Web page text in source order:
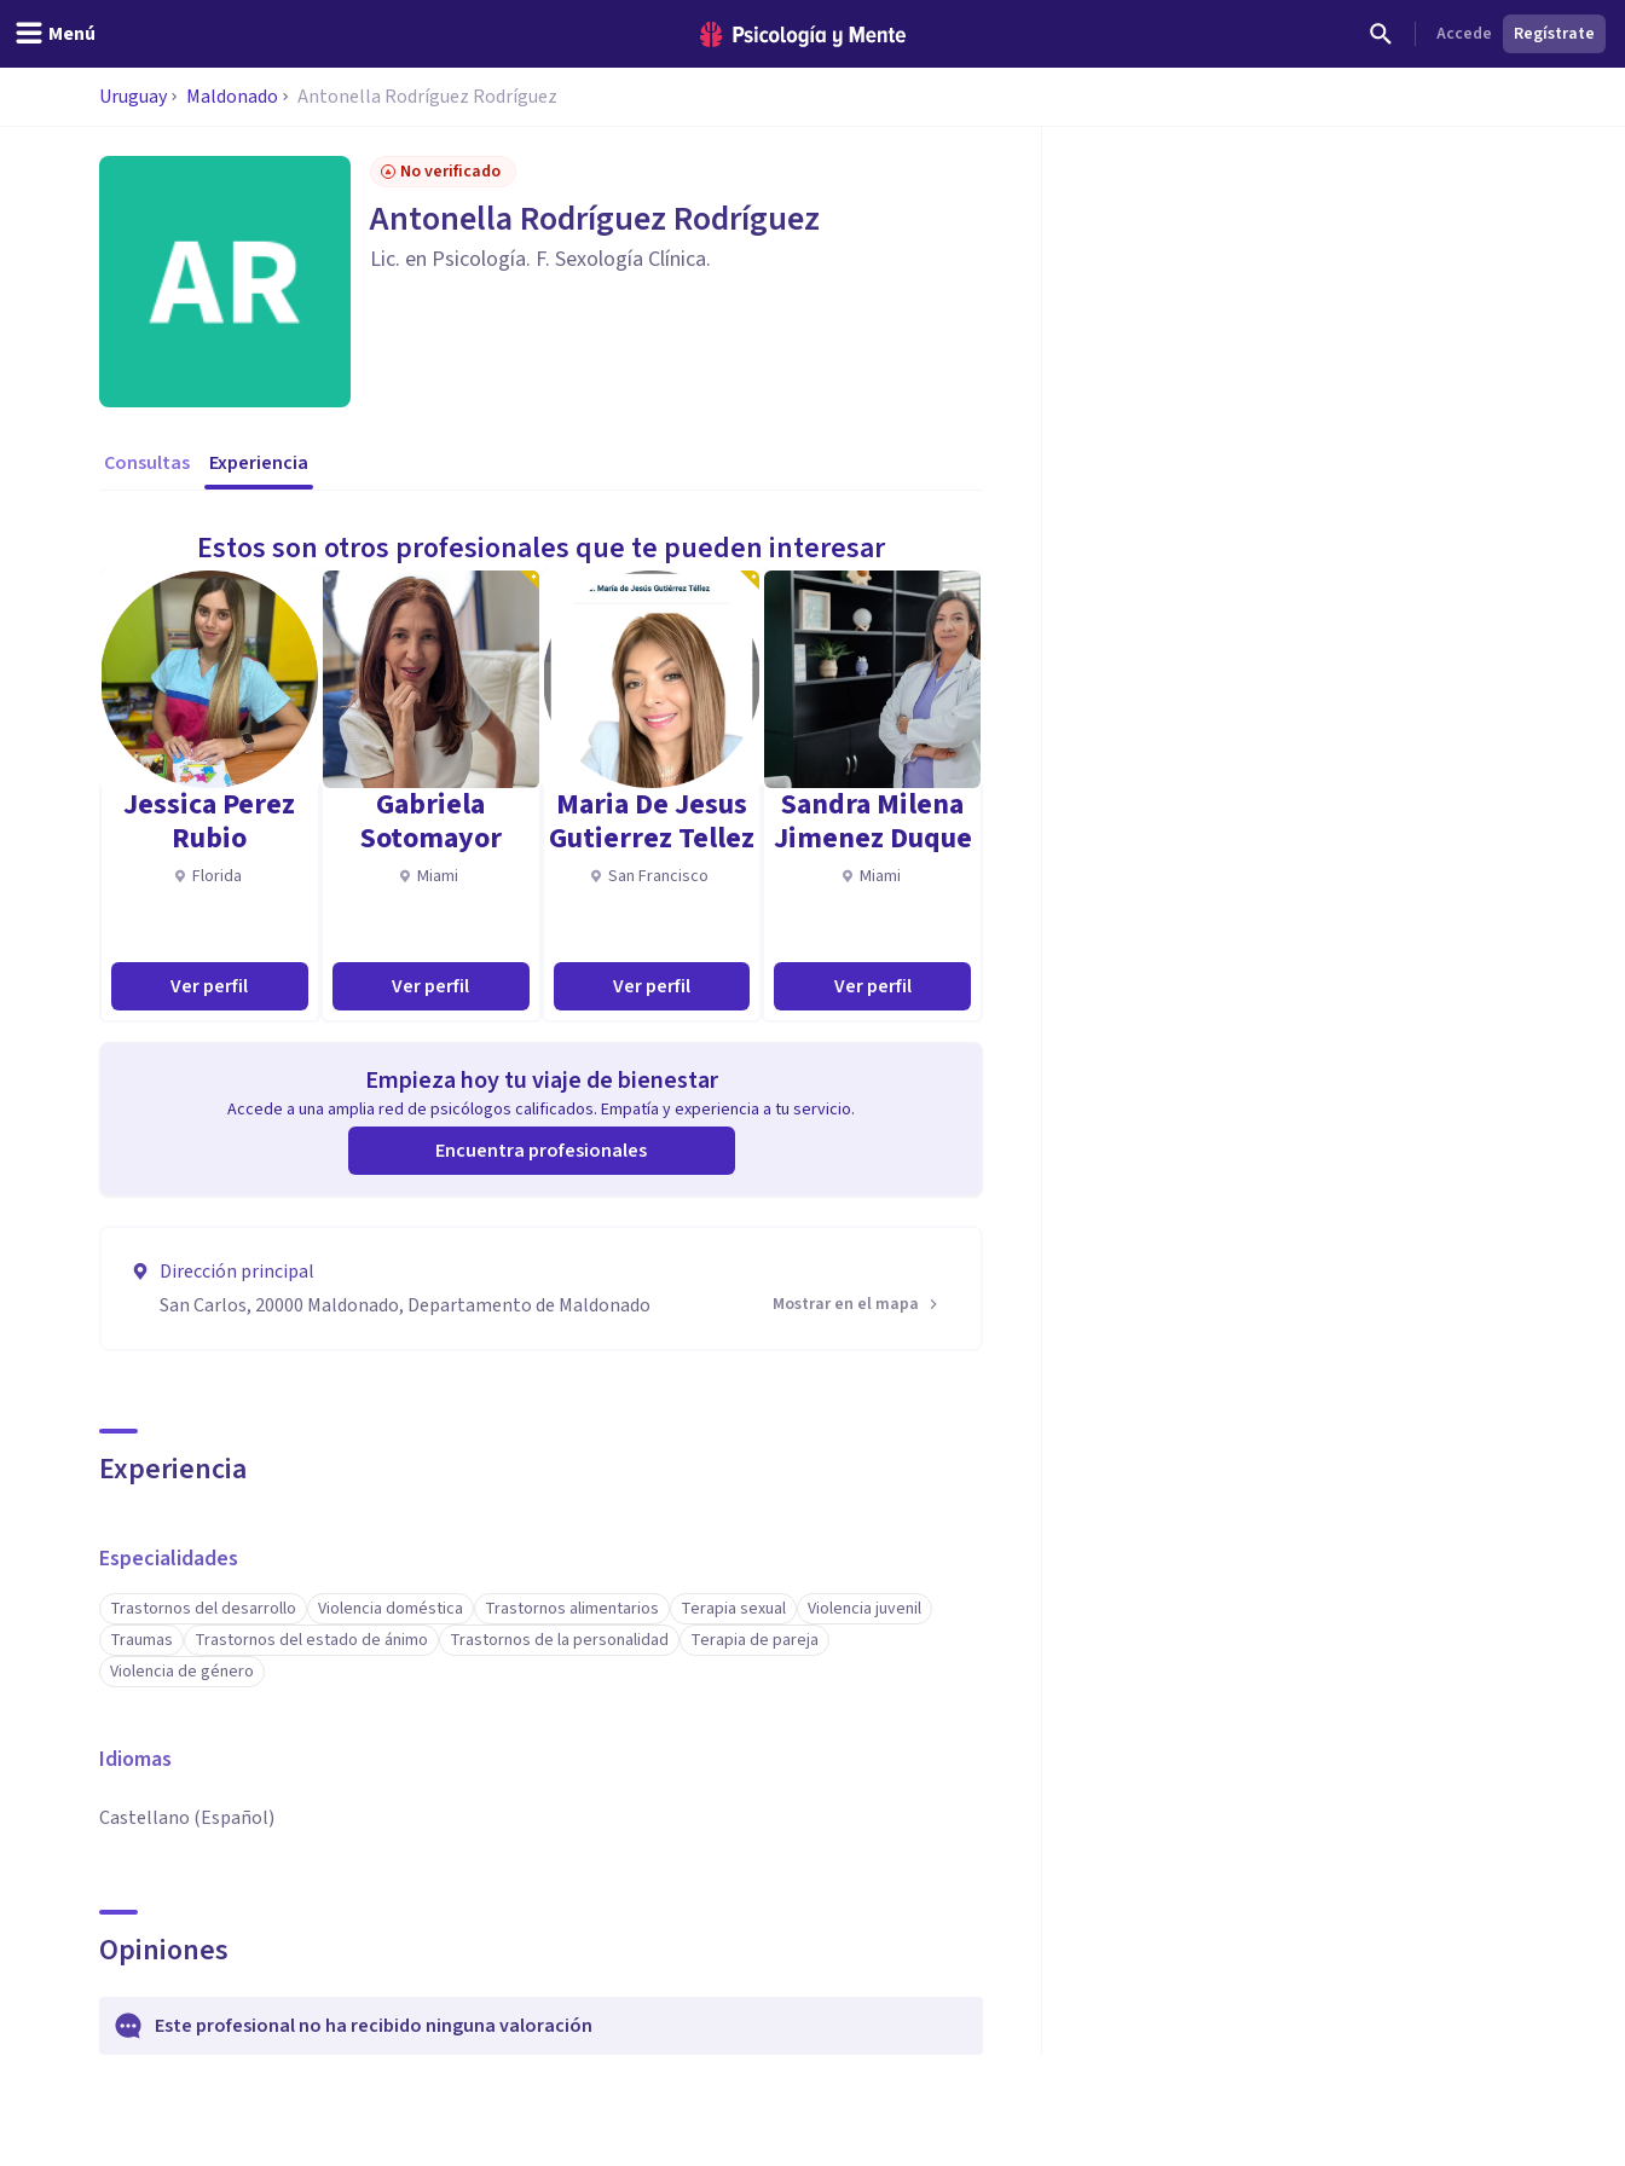
Menú Accede Regístrate
Uruguay Maldonado Antonella Rodríguez Rodríguez
No verificado
Antonella Rodríguez Rodríguez
Lic. en Psicología. F. Sexología Clínica.
Consultas Experiencia
Estos son otros profesionales que te pueden interesar
Jessica Perez
Rubio
Florida
Ver perfil
Gabriela
Sotomayor
Miami
Ver perfil
Maria De Jesus
Gutierrez Tellez
San Francisco
Ver perfil
Sandra Milena
Jimenez Duque
Miami
Ver perfil
Empieza hoy tu viaje de bienestar
Accede a una amplia red de psicólogos calificados. Empatía y experiencia a tu servicio.
Encuentra profesionales
Dirección principal
San Carlos, 20000 Maldonado, Departamento de Maldonado
Mostrar en el mapa
Experiencia
Especialidades
Trastornos del desarrollo Violencia doméstica Trastornos alimentarios Terapia sexual
Violencia juvenil
Traumas
Trastornos del estado de ánimo Trastornos de la personalidad
Terapia de pareja
Violencia de género
Idiomas
Castellano (Español)
Opiniones
Este profesional no ha recibido ninguna valoración